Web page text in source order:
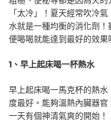
「太冷」！夏天經常吹冷
水就是一種均衡的消化劑
便喝喝就能達到最好的效果
1 、早上起床喝一杯熱水
早上起床喝一馬克杯的熱
度最好。能夠溫熱內臟器
一天有個神清氣爽的開始！